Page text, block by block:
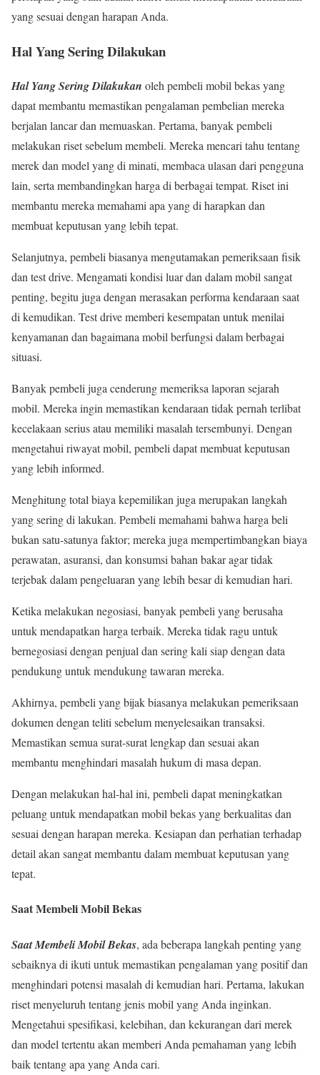
yang sesuai dengan harapan Anda.
Hal Yang Sering Dilakukan
Hal Yang Sering Dilakukan oleh pembeli mobil bekas yang
dapat membantu memastikan pengalaman pembelian mereka
berjalan lancar dan memuaskan. Pertama, banyak pembeli
melakukan riset sebelum membeli. Mereka mencari tahu tentang
merek dan model yang di minati, membaca ulasan dari pengguna
lain, serta membandingkan harga di berbagai tempat. Riset ini
membantu mereka memahami apa yang di harapkan dan
membuat keputusan yang lebih tepat.
Selanjutnya, pembeli biasanya mengutamakan pemeriksaan fisik
dan test drive. Mengamati kondisi luar dan dalam mobil sangat
penting, begitu juga dengan merasakan performa kendaraan saat
di kemudikan. Test drive memberi kesempatan untuk menilai
kenyamanan dan bagaimana mobil berfungsi dalam berbagai
situasi.
Banyak pembeli juga cenderung memeriksa laporan sejarah
mobil. Mereka ingin memastikan kendaraan tidak pernah terlibat
kecelakaan serius atau memiliki masalah tersembunyi. Dengan
mengetahui riwayat mobil, pembeli dapat membuat keputusan
yang lebih informed.
Menghitung total biaya kepemilikan juga merupakan langkah
yang sering di lakukan. Pembeli memahami bahwa harga beli
bukan satu-satunya faktor; mereka juga mempertimbangkan biaya
perawatan, asuransi, dan konsumsi bahan bakar agar tidak
terjebak dalam pengeluaran yang lebih besar di kemudian hari.
Ketika melakukan negosiasi, banyak pembeli yang berusaha
untuk mendapatkan harga terbaik. Mereka tidak ragu untuk
bernegosiasi dengan penjual dan sering kali siap dengan data
pendukung untuk mendukung tawaran mereka.
Akhirnya, pembeli yang bijak biasanya melakukan pemeriksaan
dokumen dengan teliti sebelum menyelesaikan transaksi.
Memastikan semua surat-surat lengkap dan sesuai akan
membantu menghindari masalah hukum di masa depan.
Dengan melakukan hal-hal ini, pembeli dapat meningkatkan
peluang untuk mendapatkan mobil bekas yang berkualitas dan
sesuai dengan harapan mereka. Kesiapan dan perhatian terhadap
detail akan sangat membantu dalam membuat keputusan yang
tepat.
Saat Membeli Mobil Bekas
Saat Membeli Mobil Bekas, ada beberapa langkah penting yang
sebaiknya di ikuti untuk memastikan pengalaman yang positif dan
menghindari potensi masalah di kemudian hari. Pertama, lakukan
riset menyeluruh tentang jenis mobil yang Anda inginkan.
Mengetahui spesifikasi, kelebihan, dan kekurangan dari merek
dan model tertentu akan memberi Anda pemahaman yang lebih
baik tentang apa yang Anda cari.